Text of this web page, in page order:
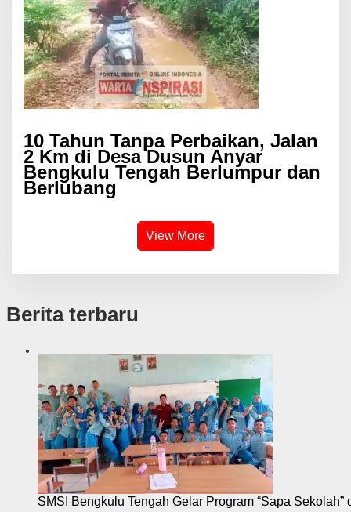
10 Tahun Tanpa Perbaikan, Jalan
2 Km di Desa Dusun Anyar
Bengkulu Tengah Berlumpur dan
Berlubang
View More
Berita terbaru
SMSI Bengkulu Tengah Gelar Program “Sapa